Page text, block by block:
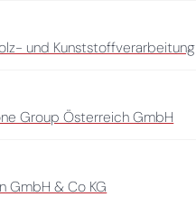
und
Group Österreich GmbH
GmbH & Co KG